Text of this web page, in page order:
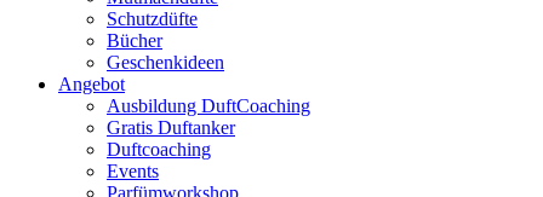
Schutzdüfte
Bücher
Geschenkideen
Angebot
Ausbildung DuftCoaching
Gratis Duftanker
Duftcoaching
Events
Parfümworkshop